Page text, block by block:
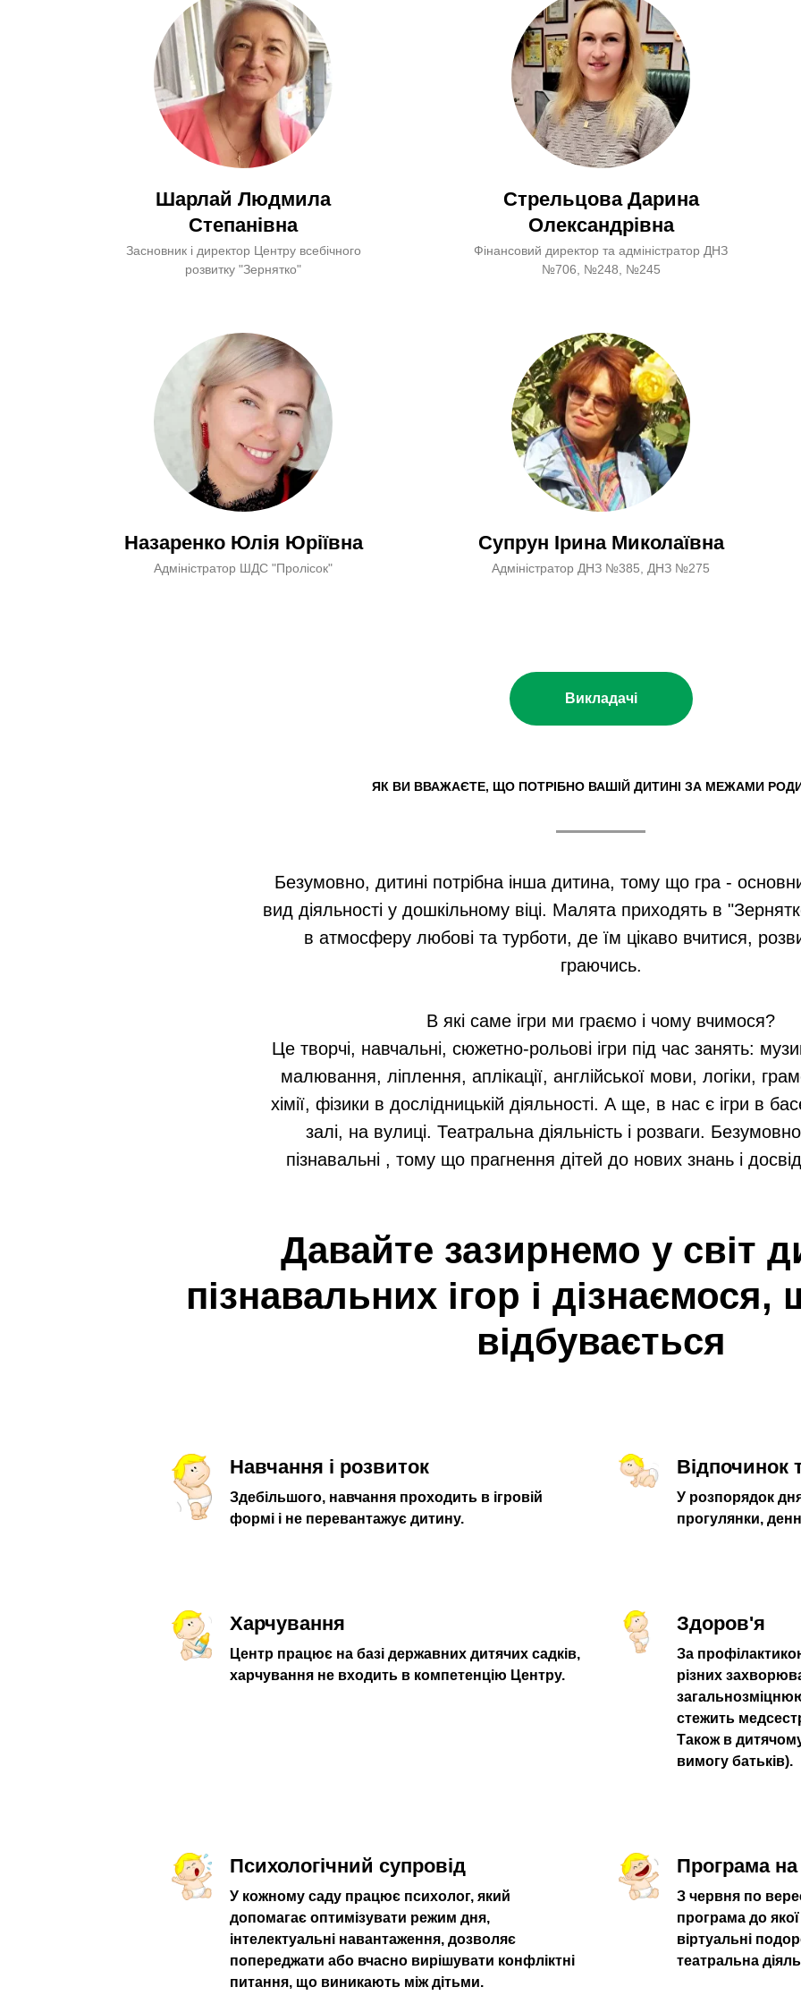
Шарлай Людмила
Степанівна
Засновник і директор Центру всебічного
розвитку "Зернятко"
Стрельцова Дарина
Олександрівна
Фінансовий директор та адміністратор ДНЗ
№706, №248, №245
Назаренко Юлія Юріївна
Адміністратор ШДС "Пролісок"
Супрун Ірина Миколаївна
Адміністратор ДНЗ №385, ДНЗ №275
Викладачі
ЯК ВИ ВВАЖАЄТЕ, ЩО ПОТРІБНО ВАШІЙ ДИТИНІ ЗА МЕЖАМИ
Безумовно, дитині потрібна інша дитина, тому що гра -
вид діяльності у дошкільному віці. Малята приходять в
в атмосферу любові та турботи, де їм цікаво вчитися,
граючись.
В які саме ігри ми граємо і чому вчимося?
Це творчі, навчальні, сюжетно-рольові ігри під час занять:
малювання, ліплення, аплікації, англійської мови, логіки,
хімії, фізики в дослідницькій діяльності. А ще, в нас є ігри в
залі, на вулиці. Театральна діяльність і розваги.
пізнавальні , тому що прагнення дітей до нових знань і
Давайте зазирнемо у світ
пізнавальних ігор і
відбувається
Навчання і розвиток
Здебільшого, навчання проходить в ігровій
формі і не перевантажує дитину.
Відпочинок
У розпорядок
прогулянки,
Харчування
Центр працює на базі державних дитячих садків,
харчування не входить в компетенцію Центру.
Здоров'я
За
різних
стежить
Також в
вимогу батьків).
Психологічний супровід
У кожному саду працює психолог, який
допомагає оптимізувати режим дня,
інтелектуальні навантаження, дозволяє
попереджати або вчасно вирішувати конфліктні
питання, що виникають між дітьми.
Програма на
З червня по
програма до
віртуальні
театральна